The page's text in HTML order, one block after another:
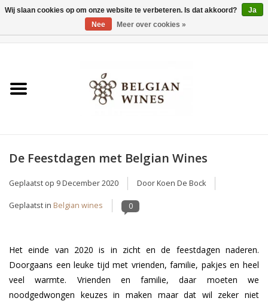
Wijnen
Wijnbar Antwerpen
Blog
Wijndomeinen
De Feestdagen met Belgian Wines
Geplaatst op 9 December 2020 Door Koen De Bock
Geplaatst in Belgian wines 0
Het einde van 2020 is in zicht en de feestdagen naderen.
Doorgaans een leuke tijd met vrienden, familie, pakjes en heel
veel warmte. Vrienden en familie, daar moeten we
noodgedwongen keuzes in maken maar dat wil zeker niet
Wij slaan cookies op om onze website te verbeteren. Is dat akkoord?
Ja
Nee
Meer over cookies »